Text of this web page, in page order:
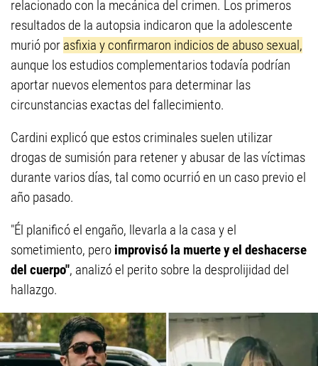
relacionado con la mecánica del crimen. Los primeros
resultados de la autopsia indicaron que la adolescente
murió por asfixia y confirmaron indicios de abuso sexual,
aunque los estudios complementarios todavía podrían
aportar nuevos elementos para determinar las
circunstancias exactas del fallecimiento.
Cardini explicó que estos criminales suelen utilizar
drogas de sumisión para retener y abusar de las víctimas
durante varios días, tal como ocurrió en un caso previo el
año pasado.
"Él planificó el engaño, llevarla a la casa y el
sometimiento, pero improvisó la muerte y el deshacerse
del cuerpo", analizó el perito sobre la desprolijidad del
hallazgo.